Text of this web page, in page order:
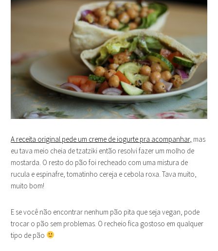
A receita original pede um creme de iogurte pra acompanhar, mas
eu tava meio cheia de tzatziki então resolvi fazer um molho de
mostarda. O resto do pão foi recheado com uma mistura de
rucula e espinafre, tomatinho cereja e cebola roxa. Tava muito,
muito bom!
E se você não encontrar nenhum pão pita que seja vegan, pode
trocar o pão sem problemas. O recheio fica gostoso em qualquer
tipo de pão